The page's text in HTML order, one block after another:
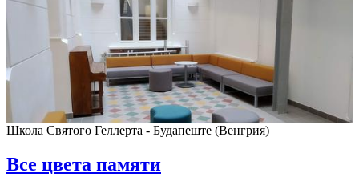
Школа Святого Геллерта - Будапеште (Венгрия)
Все цвета памяти